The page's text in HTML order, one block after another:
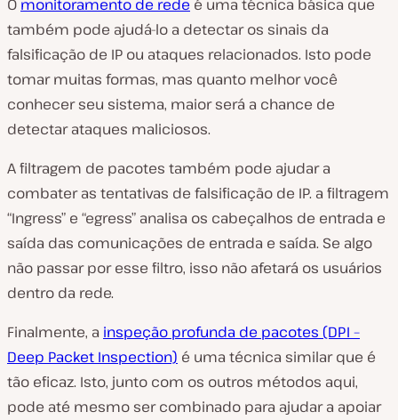
O monitoramento de rede é uma técnica básica que
também pode ajudá-lo a detectar os sinais da
falsificação de IP ou ataques relacionados. Isto pode
tomar muitas formas, mas quanto melhor você
conhecer seu sistema, maior será a chance de
detectar ataques maliciosos.
A filtragem de pacotes também pode ajudar a
combater as tentativas de falsificação de IP. a filtragem
“Ingress” e “egress” analisa os cabeçalhos de entrada e
saída das comunicações de entrada e saída. Se algo
não passar por esse filtro, isso não afetará os usuários
dentro da rede.
Finalmente, a inspeção profunda de pacotes (DPI –
Deep Packet Inspection) é uma técnica similar que é
tão eficaz. Isto, junto com os outros métodos aqui,
pode até mesmo ser combinado para ajudar a apoiar